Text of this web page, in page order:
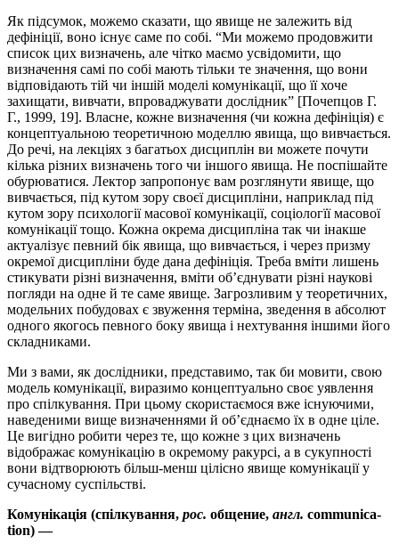
Як підсумок, можемо сказати, що явище не залежить від
дефініції, воно існує саме по собі. “Ми можемо продовжити
спи­сок цих визначень, але чітко маємо усвідомити, що
визначення самі по собі мають тільки те значення, що вони
відповідають тій чи іншій моделі комунікації, що її хоче
захищати, вивчати, впро­ваджувати дослідник” [Почепцов Г.
Г., 1999, 19]. Власне, кожне визначення (чи кожна дефініція) є
концептуальною теоретичною моделлю явища, що вивчається.
До речі, на лекціях з багатьох дис­циплін ви можете почути
кілька різних визначень того чи іншого явища. Не поспішайте
обурюватися. Лектор запропонує вам роз­гля­нути явище, що
вивчається, під кутом зору своєї дисципліни, на­приклад під
кутом зору психології масової комунікації, соціоло­гїї масової
комунікації тощо. Кожна окрема дисципліна так чи інакше
актуалізує певний бік явища, що вивчається, і через призму
окремої дисципліни буде дана дефініція. Треба вміти лишень
сти­ку­вати різні визначення, вміти об’єднувати різні наукові
погляди на одне й те саме явище. Загрозливим у теоретичних,
модельних побудовах є звуження терміна, зведення в абсолют
одного якогось певного боку явища і нехтування іншими його
складниками.
Ми з вами, як дослідники, представимо, так би мовити, свою
мо­дель комуні­кації, виразимо концептуально своє уявлення
про спіл­ку­вання. При цьому скори­стаємося вже існуючими,
наведени­ми вище визначеннями й об’єднаємо їх в одне ціле.
Це вигідно ро­бити через те, що кожне з цих визначень
відображає комуні­кацію в окремому ракурсі, а в сукупності
вони відтворюють більш-менш цілісно явище комунікації у
сучасному суспільстві.
Комунікація (спілкування, рос. общение, англ. communica­
tion) —